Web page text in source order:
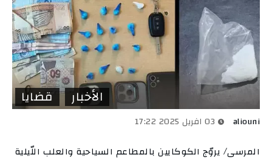
الأخبار قضايا
aliouni
المرسى/ يروّج الكوكايين بالمطاعم السياحية والعلب اللّيلية